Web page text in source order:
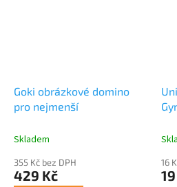
Goki obrázkové domino
pro nejmenší
Skladem
355 Kč bez DPH
429 Kč
16